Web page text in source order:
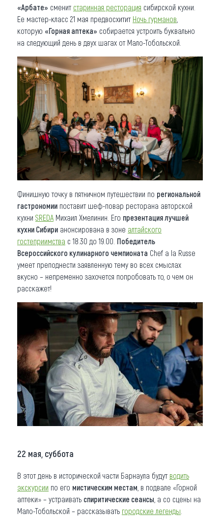
«Арбате» сменит старинная ресторация сибирской кухни.
Ее мастер-класс 21 мая предвосхитит Ночь гурманов
которую «Горная аптека» собирается устроить буквально
на следующий день в двух шагах от Мало-Тобольской.
Финишную точку в пятничном путешествии по региональной
гастрономии поставит шеф-повар ресторана авторской
кухни SREDA Михаил Хмелинин. Его презентация лучшей
кухни Сибири анонсирована в зоне алтайского
гостеприимства с 18.30 до 19.00. Победитель
Всероссийского кулинарного чемпионата Chef a la Russe
умеет преподнести заявленную тему во всех смыслах
вкусно – непременно захочется попробовать то, о чем он
расскажет!
22 мая, суббота
В этот день в исторической части Барнаула будут водить
экскурсии по его мистическим местам , в подвале «Горной
аптеки» – устраивать спиритические сеансы , а со сцены на
Мало-Тобольской – рассказывать городские легенды